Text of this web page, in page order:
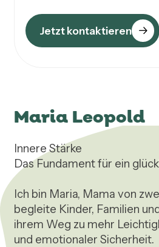
Jetzt kontaktieren
Maria Leopold
Innere Stärke
Das Fundament für ein
Ich bin Maria, Mama von
begleite Kinder, Familien
ihrem Weg zu mehr
und emotionaler Sicherheit.